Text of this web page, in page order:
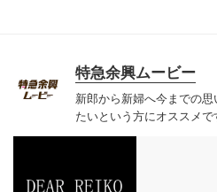
特急余興ムービー
新郎から新婦へ今までの
たいという方にオススメで
のに思い出深いものにする